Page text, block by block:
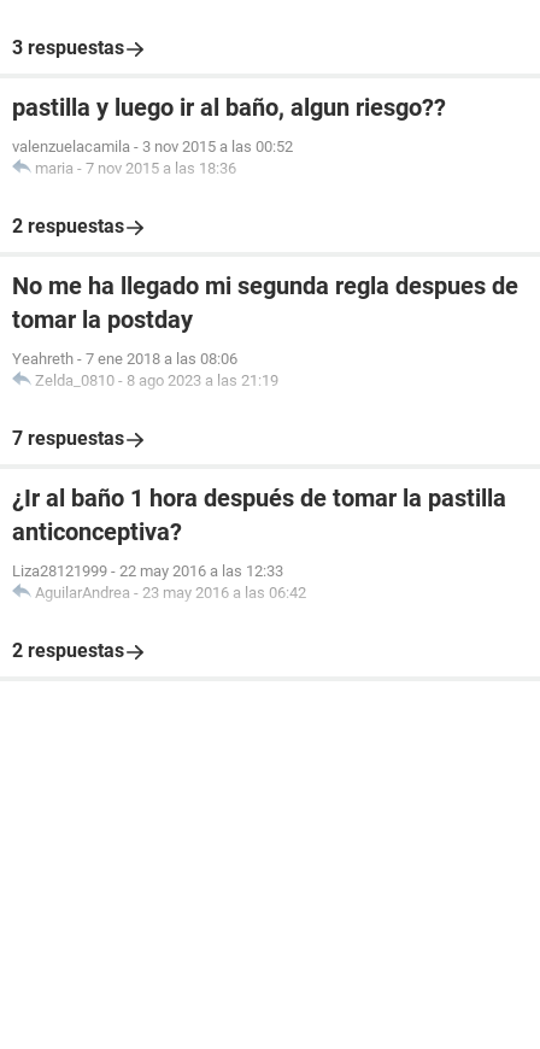
3 respuestas
pastilla y luego ir al baño, algun riesgo??
valenzuelacamila - 3 nov 2015 a las 00:52
maria - 7 nov 2015 a las 18:36
2 respuestas
No me ha llegado mi segunda regla despues de
tomar la postday
Yeahreth - 7 ene 2018 a las 08:06
Zelda_0810 - 8 ago 2023 a las 21:19
7 respuestas
¿Ir al baño 1 hora después de tomar la pastilla
anticonceptiva?
Liza28121999 - 22 may 2016 a las 12:33
AguilarAndrea - 23 may 2016 a las 06:42
2 respuestas